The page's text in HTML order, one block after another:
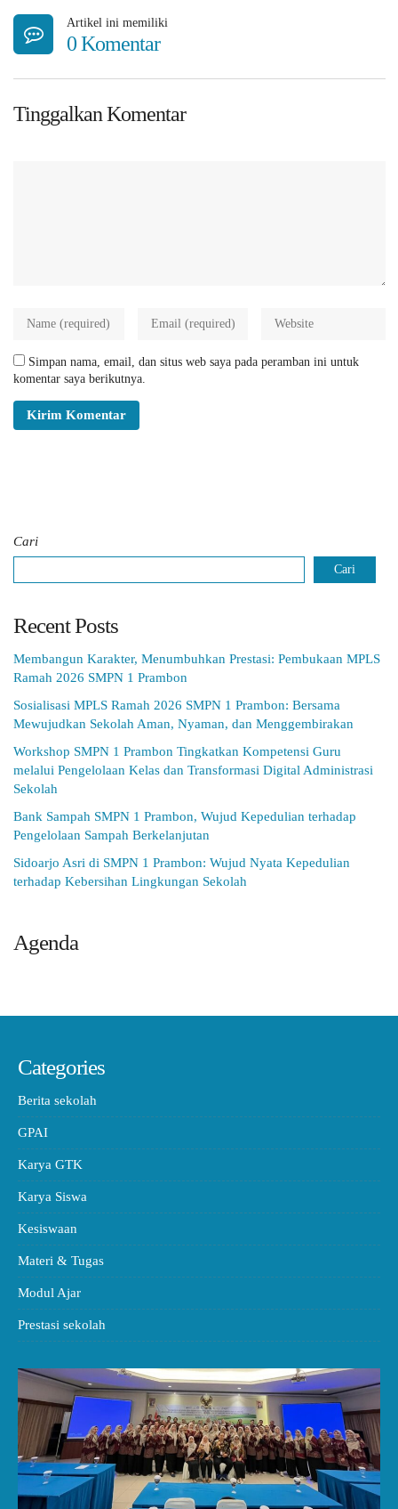
Artikel ini memiliki
0 Komentar
Tinggalkan Komentar
Simpan nama, email, dan situs web saya pada peramban ini untuk
komentar saya berikutnya.
Cari
Cari
Recent Posts
Membangun Karakter, Menumbuhkan Prestasi: Pembukaan MPLS
Ramah 2026 SMPN 1 Prambon
Sosialisasi MPLS Ramah 2026 SMPN 1 Prambon: Bersama
Mewujudkan Sekolah Aman, Nyaman, dan Menggembirakan
Workshop SMPN 1 Prambon Tingkatkan Kompetensi Guru
melalui Pengelolaan Kelas dan Transformasi Digital Administrasi
Sekolah
Bank Sampah SMPN 1 Prambon, Wujud Kepedulian terhadap
Pengelolaan Sampah Berkelanjutan
Sidoarjo Asri di SMPN 1 Prambon: Wujud Nyata Kepedulian
terhadap Kebersihan Lingkungan Sekolah
Agenda
Categories
Berita sekolah
GPAI
Karya GTK
Karya Siswa
Kesiswaan
Materi & Tugas
Modul Ajar
Prestasi sekolah